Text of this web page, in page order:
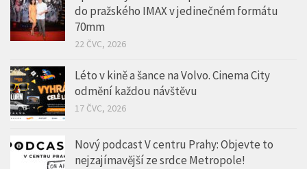
do pražského IMAX v jedinečném formátu
70mm
22 ČVC, 2026
Léto v kině a šance na Volvo. Cinema City
odmění každou návštěvu
17 ČVC, 2026
Nový podcast V centru Prahy: Objevte to
nejzajímavější ze srdce Metropole!